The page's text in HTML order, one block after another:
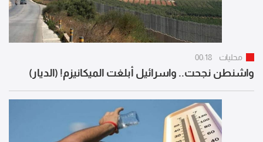
محليات 00:18
واشنطن نجحت.. واسرائيل أبلغت الميكانيزم! (الديار)